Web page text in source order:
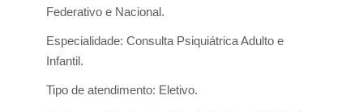
Federativo e Nacional.
Especialidade: Consulta Psiquiátrica Adulto e
Infantil.
Tipo de atendimento: Eletivo.